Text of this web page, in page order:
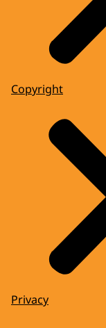
Copyright
Privacy